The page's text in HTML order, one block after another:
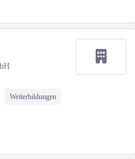
Weiterbildungen